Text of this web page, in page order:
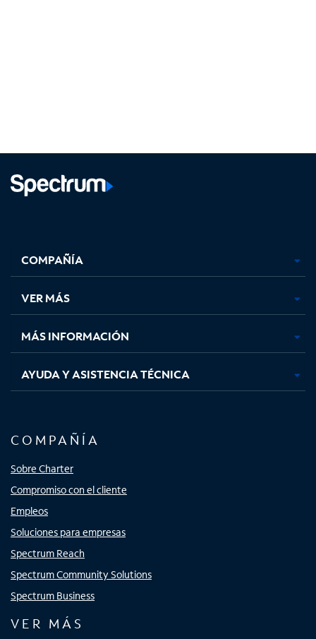
abre
en
pestaña
nueva
abre
en
pestaña
nueva
abre
en
pestaña
nueva
en
nueva
COMPAÑÍA
VER MÁS
MÁS INFORMACIÓN
AYUDA Y ASISTENCIA TÉCNICA
COMPAÑÍA
Sobre Charter
Compromiso con el cliente
Empleos
Soluciones para empresas
Spectrum Reach
Spectrum Community Solutions
Spectrum Business
VER MÁS